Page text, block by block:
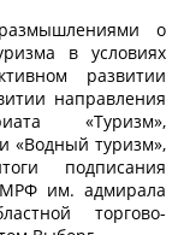
о
в условиях
развитии
направления
«Туризм»,
«Водный туризм»,
подписания
им. адмирала
торгово-